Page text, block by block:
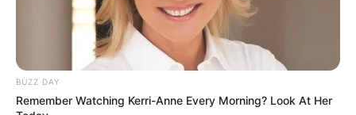
Reggel 9 óra 30 perckor ezüstszínű Toyota Rav 4-
esük behajtott a Hangry Bear Diner parkolójába,
egy Columbia Falls városa közelében található
útmenti étteremhez.
BUZZ DAY
Remember Watching Kerri-Anne Every Morning? Look At Her